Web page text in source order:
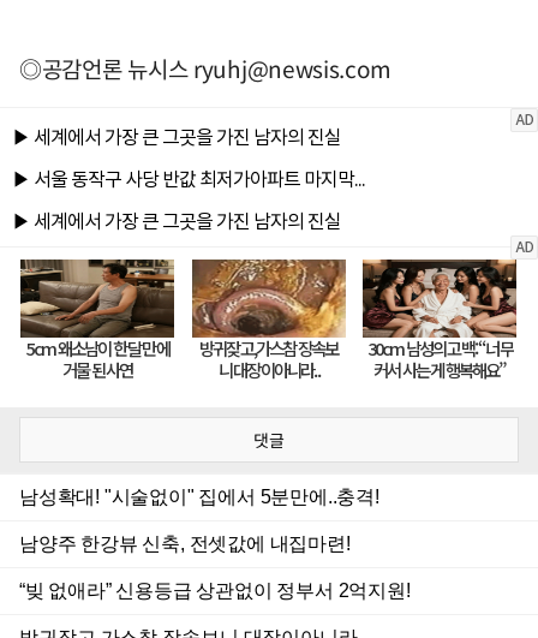
◎공감언론 뉴시스ryuhj@newsis.com
댓글